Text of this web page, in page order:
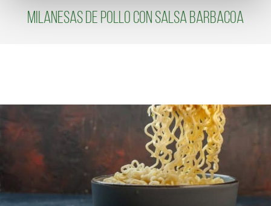
Milanesas de Pollo con Salsa Barbacoa